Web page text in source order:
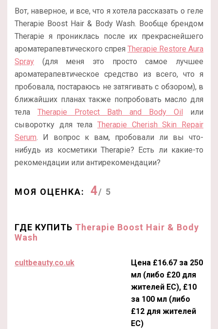
Вот, наверное, и все, что я хотела рассказать о геле
Therapie Boost Hair & Body Wash. Вообще брендом
Therapie я прониклась после их прекраснейшего
ароматерапевтического спрея Therapie Restore Aura
Spray (для меня это просто самое лучшее
ароматерапевтическое средство из всего, что я
пробовала, постараюсь не затягивать с обзором), в
ближайших планах также попробовать масло для
тела Therapie Protect Bath and Body Oil
или
сыворотку для тела Therapie Cherish Skin Repair
Serum. И вопрос к вам, пробовали ли вы что-
нибудь из косметики Therapie? Есть ли какие-то
рекомендации или антирекомендации?
МОЯ ОЦЕНКА: 4/ 5
ГДЕ КУПИТЬ Therapie Boost Hair & Body
Wash
cultbeauty.co.uk
Цена £16.67 за 250
мл (либо £20 для
жителей ЕС), £10
за 100 мл (либо
£12 для жителей
ЕС)